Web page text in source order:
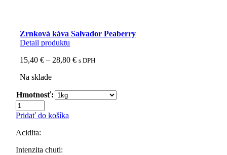
Zrnková káva Salvador Peaberry
Detail produktu
15,40€ – 28,80€Price
s DPH
Na sklade
Hmotnosť:
množstvo
Zrnková
Salvador
Pridať do košíka
Acidita:
Intenzita chuti: